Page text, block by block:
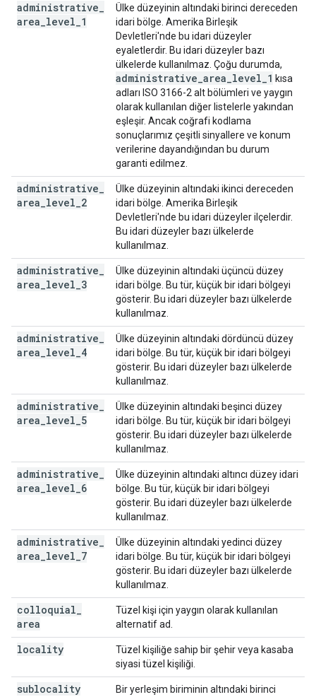
administrative
area level 1
Ülke düzeyinin altındaki birinci dereceden
idari bölge. Amerika Birleşik
Devletleri'nde bu idari düzeyler
eyaletlerdir. Bu idari düzeyler bazı
ülkelerde kullanılmaz. Çoğu durumda,
administrative area level 1 kısa
adları ISO 3166-2 alt bölümleri ve yaygın
olarak kullanılan diğer listelerle yakından
eşleşir. Ancak coğrafi kodlama
sonuçlarımız çeşitli sinyallere ve konum
verilerine dayandığından bu durum
garanti edilmez.
administrative
area level 2
Ülke düzeyinin altındaki ikinci dereceden
idari bölge. Amerika Birleşik
Devletleri'nde bu idari düzeyler ilçelerdir.
Bu idari düzeyler bazı ülkelerde
kullanılmaz.
administrative
area level 3
Ülke düzeyinin altındaki üçüncü düzey
idari bölge. Bu tür, küçük bir idari bölgeyi
gösterir. Bu idari düzeyler bazı ülkelerde
kullanılmaz.
administrative
area level 4
Ülke düzeyinin altındaki dördüncü düzey
idari bölge. Bu tür, küçük bir idari bölgeyi
gösterir. Bu idari düzeyler bazı ülkelerde
kullanılmaz.
administrative
area level 5
Ülke düzeyinin altındaki beşinci düzey
idari bölge. Bu tür, küçük bir idari bölgeyi
gösterir. Bu idari düzeyler bazı ülkelerde
kullanılmaz.
administrative
area level 6
Ülke düzeyinin altındaki altıncı düzey idari
bölge. Bu tür, küçük bir idari bölgeyi
gösterir. Bu idari düzeyler bazı ülkelerde
kullanılmaz.
administrative
area level 7
Ülke düzeyinin altındaki yedinci düzey
idari bölge. Bu tür, küçük bir idari bölgeyi
gösterir. Bu idari düzeyler bazı ülkelerde
kullanılmaz.
colloquial
area
Tüzel kişi için yaygın olarak kullanılan
alternatif ad.
locality
Tüzel kişiliğe sahip bir şehir veya kasaba
siyasi tüzel kişiliği.
sublocality
Bir yerleşim biriminin altındaki birinci